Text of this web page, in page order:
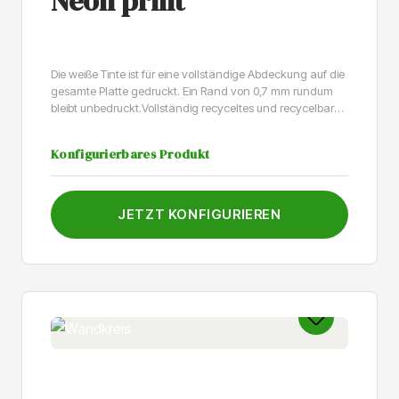
Die weiße Tinte ist für eine vollständige Abdeckung auf die
gesamte Platte gedruckt. Ein Rand von 0,7 mm rundum
bleibt unbedruckt.Vollständig recyceltes und recycelbares
zusätzlichen SchutzMit dieser Beschichtung wir Ihr Druck
zusätzlich gerschützt. Bitte beachten: Wir arbeiten mit
einer neuen Beschichtung. Diese gibt dem Paneel eine
glatte Erscheinung.Der Druck wird mit einer leicht
strukturierten, glänzenden Beschichtung versehen, die
Schutz bietet und zusätzlichen Halt verleiht, sodass er
Konfigurierbares Produkt
JETZT KONFIGURIEREN